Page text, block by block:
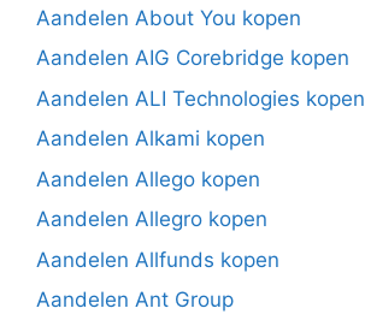
Aandelen About You kopen
Aandelen AIG Corebridge kopen
Aandelen ALI Technologies kopen
Aandelen Alkami kopen
Aandelen Allego kopen
Aandelen Allegro kopen
Aandelen Allfunds kopen
Aandelen Ant Group